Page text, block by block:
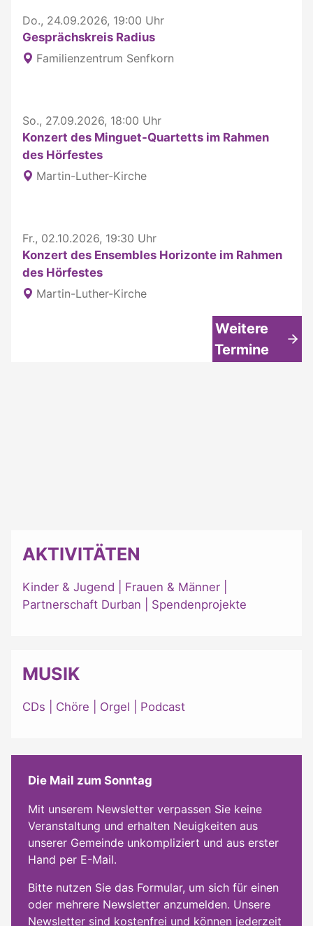
Do., 24.09.2026, 19:00 Uhr
Gesprächskreis Radius
Familienzentrum Senfkorn
So., 27.09.2026, 18:00 Uhr
Konzert des Minguet-Quartetts im Rahmen
des Hörfestes
Martin-Luther-Kirche
Fr., 02.10.2026, 19:30 Uhr
Konzert des Ensembles Horizonte im Rahmen
des Hörfestes
Martin-Luther-Kirche
Weitere
Termine
AKTIVITÄTEN
Kinder & Jugend Frauen & Männer
Partnerschaft Durban
Spendenprojekte
MUSIK
CDs Chöre Orgel Podcast
Die Mail zum Sonntag
Mit unserem Newsletter verpassen Sie keine
Veranstaltung und erhalten Neuigkeiten aus
unserer Gemeinde unkompliziert und aus erster
Hand per E-Mail.
Bitte nutzen Sie das Formular, um sich für einen
oder mehrere Newsletter anzumelden. Unsere
Newsletter sind kostenfrei und können jederzeit